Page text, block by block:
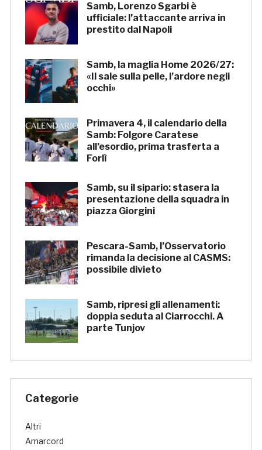
Samb, Lorenzo Sgarbi è
ufficiale: l’attaccante arriva in
prestito dal Napoli
Samb, la maglia Home 2026/27:
«Il sale sulla pelle, l’ardore negli
occhi»
Primavera 4, il calendario della
Samb: Folgore Caratese
all’esordio, prima trasferta a
Forlì
Samb, su il sipario: stasera la
presentazione della squadra in
piazza Giorgini
Pescara-Samb, l’Osservatorio
rimanda la decisione al CASMS:
possibile divieto
Samb, ripresi gli allenamenti:
doppia seduta al Ciarrocchi. A
parte Tunjov
Categorie
Altri
Amarcord